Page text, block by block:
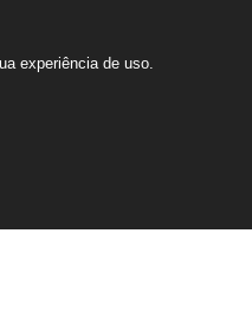
experiência de uso.